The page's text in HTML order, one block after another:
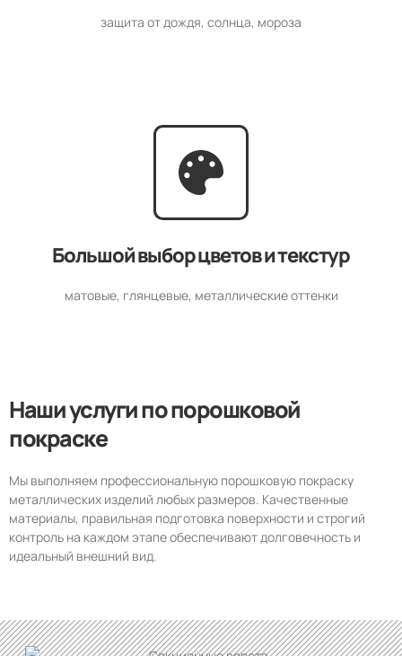
защита от дождя, солнца, мороза
Большой выбор цветов и текстур
матовые, глянцевые, металлические оттенки
Наши услуги по порошковой
покраске
Мы выполняем профессиональную порошковую покраску
металлических изделий любых размеров. Качественные
материалы, правильная подготовка поверхности и строгий
контроль на каждом этапе обеспечивают долговечность и
идеальный внешний вид.